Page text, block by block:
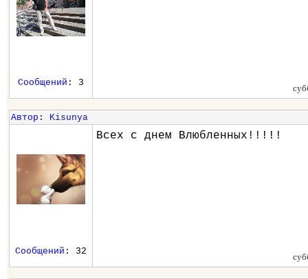
Сообщений : 3
Автор : Kisunya
Всех с днем Влюбленных!!!!!
Сообщений : 32